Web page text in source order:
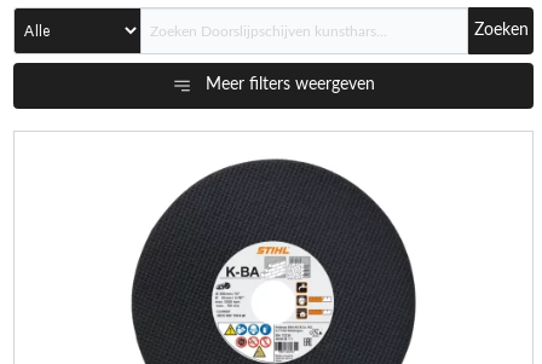
Zoeken
Meer filters weergeven